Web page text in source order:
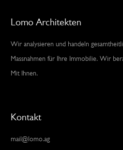
Lomo Architekten
Wir analysieren und handeln
Massnahmen für Ihre Immobilie. Wir
Mit Ihnen.
Kontakt
mail@lomo.ag